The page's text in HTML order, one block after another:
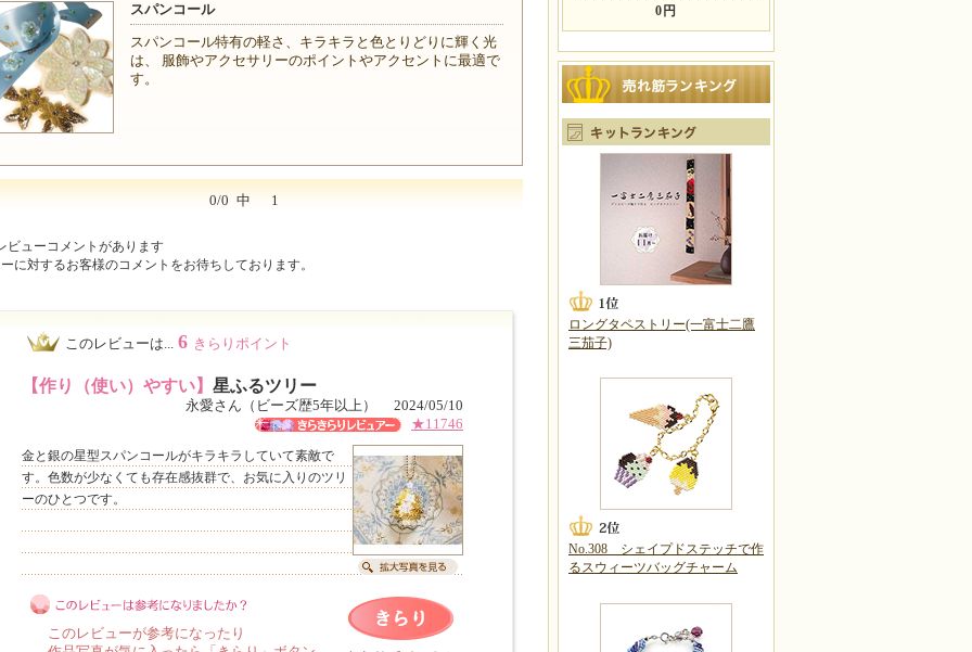
スパンコール
スパンコール特有の軽さ、キラキラと色とりどりに輝く光
は、 服飾やアクセサリーのポイントやアクセントに最適で
す。
0/0 中 1
ビューコメントがあります
に対するお客様のコメントをお待ちしております。
このレビューは... 6 きらりポイント
【作り（使い）やすい】 星ふるツリー
永愛さん（ビーズ歴5年以上） 2024/05/10
★11746
金と銀の星型スパンコールがキラキラしていて素敵で
す。色数が少なくても存在感抜群で、お気に入りのツリ
ーのひとつです。
このレビューが参考になったり
0円
ロングタペストリー(一富士二鷹
三茄子)
No.308 シェイプドステッチで作
るスウィーツバッグチャーム